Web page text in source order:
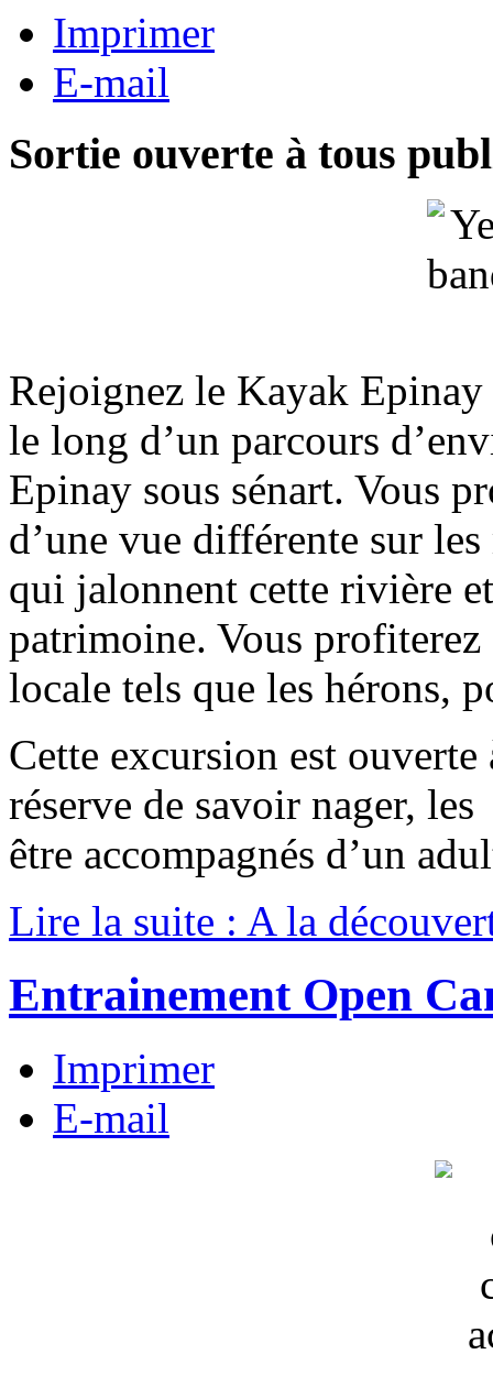
Imprimer
E-mail
Sortie ouverte à tous
Rejoignez le Kayak
le long d’un parcours
Epinay sous sénart. Vous
d’une vue différente sur
qui jalonnent cette rivière
patrimoine. Vous
locale tels que les hérons,
Cette excursion est
réserve de savoir nager,
être accompagnés d’un
Lire la suite : A la
Entrainement Open
Imprimer
E-mail